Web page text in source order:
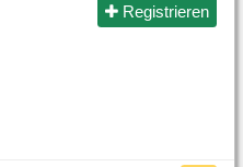
Registrieren